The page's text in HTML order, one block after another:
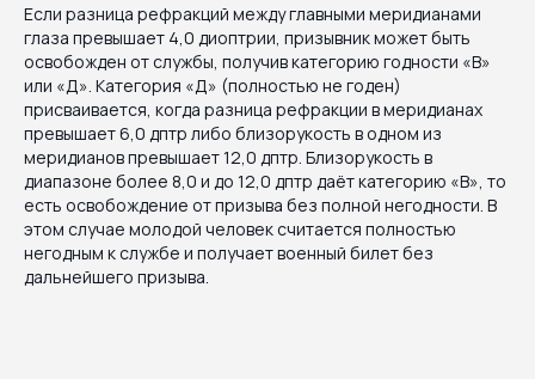
Если разница рефракций между главными меридианами
глаза превышает 4,0 диоптрии, призывник может быть
освобожден от службы, получив категорию годности «В»
или «Д». Категория «Д» (полностью не годен)
присваивается, когда разница рефракции в меридианах
превышает 6,0 дптр либо близорукость в одном из
меридианов превышает 12,0 дптр. Близорукость в
диапазоне более 8,0 и до 12,0 дптр даёт категорию «В», то
есть освобождение от призыва без полной негодности. В
этом случае молодой человек считается полностью
негодным к службе и получает военный билет без
дальнейшего призыва.